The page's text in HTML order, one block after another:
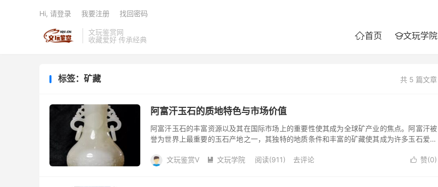
文玩鉴赏网
收藏爱好 传承经典
首页 文玩学院
Hi, 请登录 我要注册 找回密码
共 5 篇文章
标签：矿藏
阿富汗玉石的质地特色与市场价值
阿富汗玉石的丰富资源以及其在国际市场上的重要性使其成为全球矿产业的焦点。阿富汗被
誉为世界上最重要的玉石产地之一，其独特的地质条件和丰富的矿藏使其成为许多玉石爱好
响...
 赞(0)
文玩鉴赏V  文玩学院 阅读(911) 去评论